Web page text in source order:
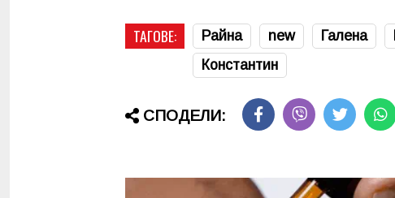
ТАГОВЕ: Райна new Галена
Константин
СПОДЕЛИ: